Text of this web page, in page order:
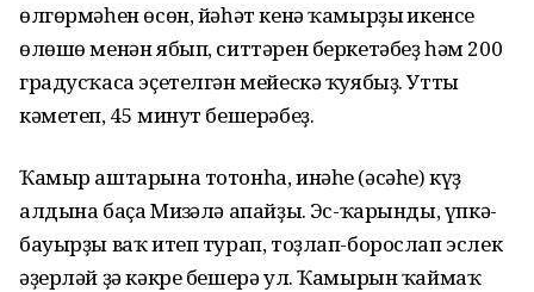
өлгөрмәһен өсөн, йәһәт кенә ҡамыр­ҙың икенсе
өлөшө менән ябып, ситтәрен беркетәбеҙ һәм 200
градус­ҡаса эҫетелгән мейескә ҡуябыҙ. Утты
кәметеп, 45 минут бешерәбеҙ.
Ҡамыр аштарына тотонһа, инәһе (әсәһе) күҙ
алдына баҫа Миңзәлә апайҙың. Эс-ҡарынды, үпкә-
бауырҙы ваҡ итеп турап, тоҙлап-борослап эслек
әҙерләй ҙә кәкре бешерә ул. Ҡамырын ҡаймаҡ